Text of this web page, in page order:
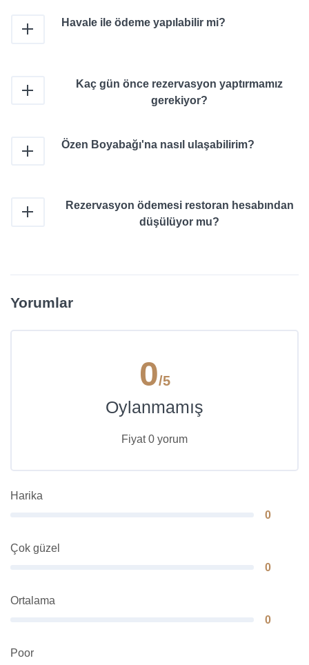
Havale ile ödeme yapılabilir mi?
Kaç gün önce rezervasyon yaptırmamız
gerekiyor?
Özen Boyabağı'na nasıl ulaşabilirim?
Rezervasyon ödemesi restoran hesabından
düşülüyor mu?
Yorumlar
0/5
Oylanmamış
Fiyat 0 yorum
Harika
0
Çok güzel
0
Ortalama
0
Poor